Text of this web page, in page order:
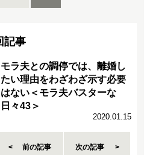
記事
モラ夫との調停では、離婚し
たい理由をわざわざ示す必要
はない＜モラ夫バスターな
日々43＞
2020.01.15
前の記事 次の記事